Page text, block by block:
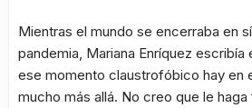
Mientras el mundo se encerraba en
pandemia, Mariana Enríquez
ese momento claustrofóbico hay en
mucho más allá. No creo que le haga